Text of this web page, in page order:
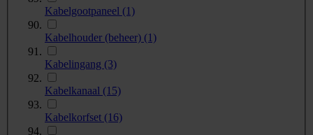
Kabelgootpaneel (1)
Kabelhouder (beheer) (1)
Kabelingang (3)
Kabelkanaal (15)
Kabelkorfset (16)